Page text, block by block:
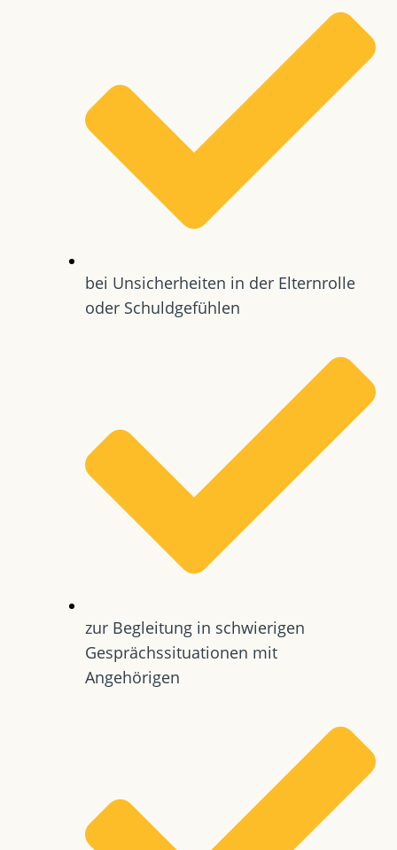
bei Unsicherheiten in der Elternrolle
oder Schuldgefühlen
zur Begleitung in schwierigen
Gesprächssituationen mit
Angehörigen